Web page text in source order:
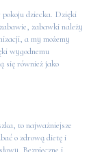
dziecka. Dzięki
zabawki należy
a my możemy
wygodnemu
się również jako
to najważniejsze
o zdrową dietę i